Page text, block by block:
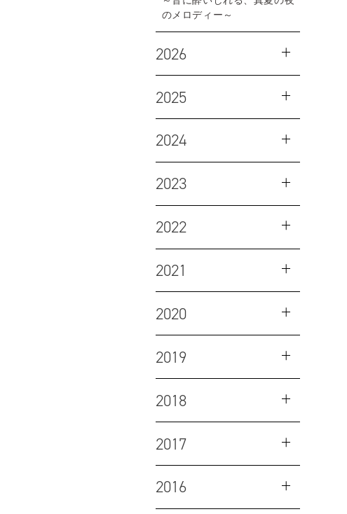
のメロディー～
2026
2025
2024
2023
2022
2021
2020
2019
2018
2017
2016